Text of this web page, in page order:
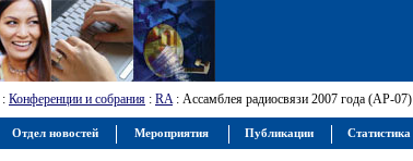
: Конференции и собрания : RA: Ассамблея радиосвязи 2007 года (АР-07)
Отдел новостей Мероприятия Публикации Статистика